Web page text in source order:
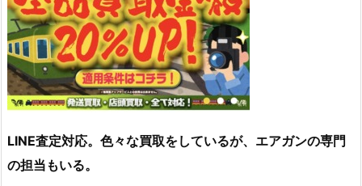
LINE査定対応。色々な買取をしているが、エアガンの専門
の担当もいる。